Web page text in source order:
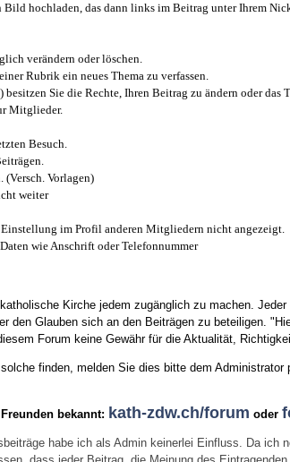
hochladen, das dann links im Beitrag unter Ihrem
verändern oder löschen.
Rubrik ein neues Thema zu verfassen.
besitzen Sie die Rechte, Ihren Beitrag zu ändern oder das
Mitglieder.
Besuch.
(Versch. Vorlagen)
weiter
im Profil anderen Mitgliedern nicht angezeigt.
wie Anschrift oder Telefonnummer
Kirche jedem zugänglich zu machen.
den Glauben sich an den Beiträgen zu beteiligen.
Forum keine Gewähr für die Aktualität,
finden, melden Sie dies bitte dem
bekannt: kath-zdw.ch/forum oder
habe ich als Admin keinerlei Einfluss. Da